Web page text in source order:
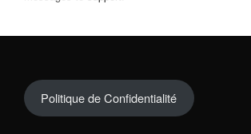
Politique de Confidentialité